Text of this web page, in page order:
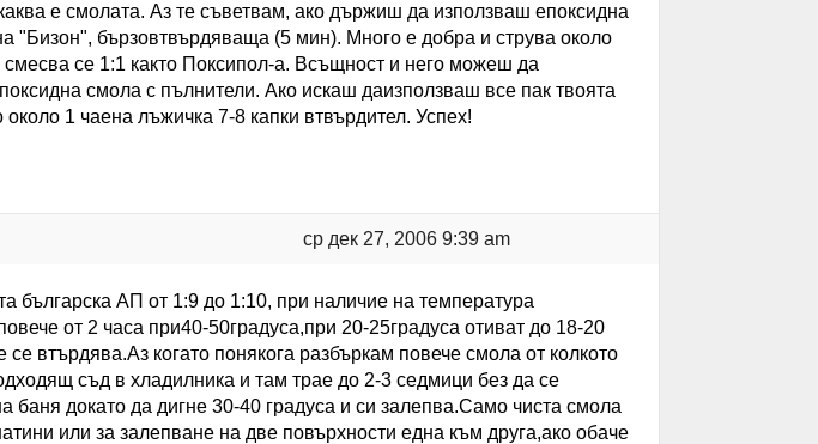
е смолата. Аз те съветвам, ако държиш да използваш епоксидна
"Бизон", бързовтвърдяваща (5 мин). Много е добра и струва около
смесва се 1:1 както Поксипол-а. Всъщност и него можеш да
смола с пълнители. Ако искаш даизползваш все пак твоята
1 чаена лъжичка 7-8 капки втвърдител. Успех!
ср дек 27, 2006 9:39 am
българска АП от 1:9 до 1:10, при наличие на температура
от 2 часа при40-50градуса,при 20-25градуса отиват до 18-20
се втърдява.Аз когато понякога разбъркам повече смола от колкото
съд в хладилника и там трае до 2-3 седмици без да се
баня докато да дигне 30-40 градуса и си залепва.Само чиста смола
или за залепване на две повърхности една към друга,ако обаче